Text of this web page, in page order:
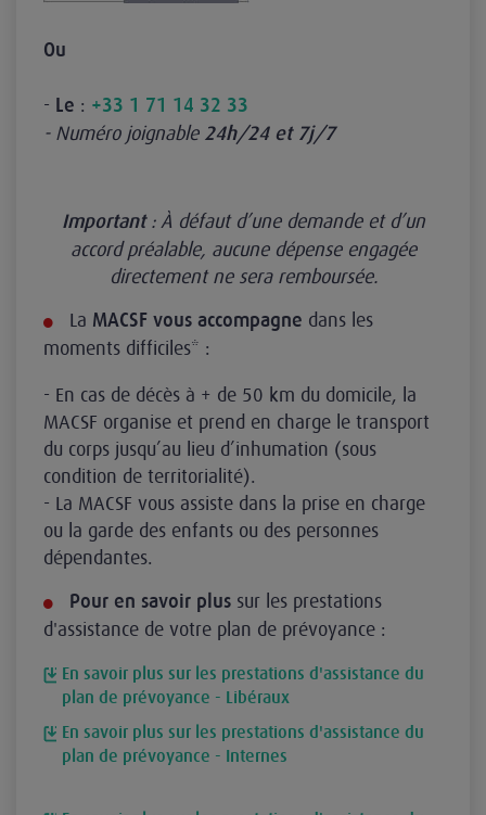
Ou
- Le : +33 1 71 14 32 33
- Numéro joignable 24h/24 et 7j/7
Important: À défaut d’une demande et d’un
accord préalable, aucune dépense engagée
directement ne sera remboursée.
La MACSF vous accompagne dans les
moments difficiles* :
- En cas de décès à + de 50 km du domicile, la
MACSF organise et prend en charge le transport
du corps jusqu’au lieu d’inhumation (sous
condition de territorialité).
- La MACSF vous assiste dans la prise en charge
ou la garde des enfants ou des personnes
dépendantes.
Pour en savoir plus sur les prestations
d'assistance de votre plan de prévoyance :
En savoir plus sur les prestations d'assistance du
plan de prévoyance - Libéraux
En savoir plus sur les prestations d'assistance du
plan de prévoyance - Internes